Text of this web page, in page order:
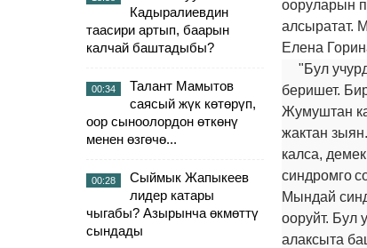
Кадыралиевдин
таасири артып, баарын
калчай баштадыбы?
00:34
Талант Мамытов
саясый жүк көтөрүп,
оор сыноолордон өткөнү
менен өзгөчө...
00:28
Сыймык Жапыкеев
лидер катары
чыгабы? Азырынча өкмөттү
сындады
ооруларын
алсыратат.
Елена
"Бул
беришет.
Жумуштан
жактан
калса,
синдромго
Мындай
ооруйт. Бул
алаксыта